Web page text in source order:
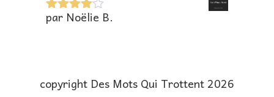
Note4
par Noëlie B.
copyright Des Mots Qui Trottent 2026